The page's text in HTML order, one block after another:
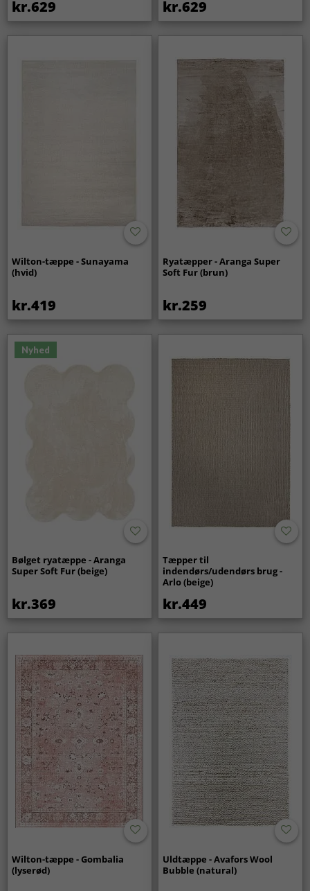
kr.629 kr.629
Wilton-tæppe - Sunayama
(hvid)
kr.419
Ryatæpper - Aranga Super
Soft Fur (brun)
kr.259
Nyhed
Bølget ryatæppe - Aranga
Super Soft Fur (beige)
kr.369
Tæpper til
indendørs/udendørs brug -
Arlo (beige)
kr.449
Wilton-tæppe - Gombalia
(lyserød)
Uldtæppe - Avafors Wool
Bubble (natural)